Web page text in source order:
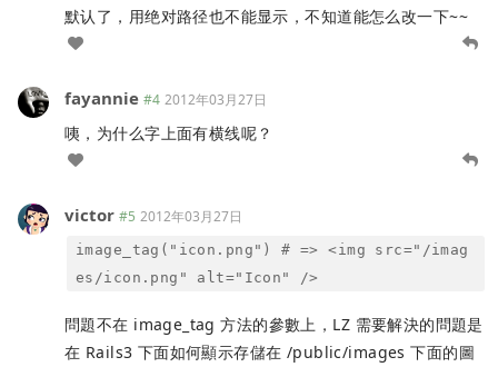
默认了，用绝对路径也不能显示，不知道能怎么改一下~~
fayannie #4 2012年03月27日
咦，为什么字上面有横线呢？
victor #5 2012年03月27日
image_tag("icon.png") # => <img src="/imag
es/icon.png" alt="Icon" />
問題不在 image_tag 方法的參數上，LZ 需要解決的問題是
在 Rails3 下面如何顯示存儲在 /public/images 下面的圖